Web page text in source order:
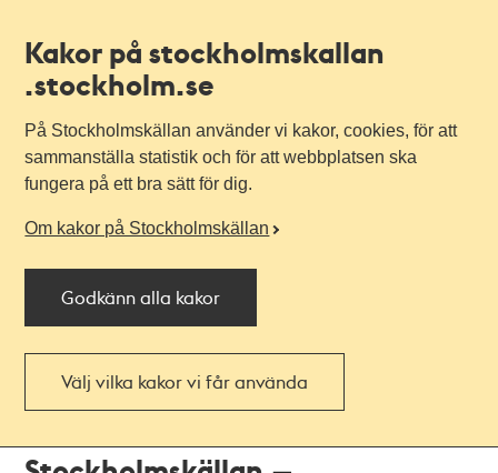
Kakor på stockholmskallan
.stockholm.se
På Stockholmskällan använder vi kakor, cookies, för att
sammanställa statistik och för att webbplatsen ska
fungera på ett bra sätt för dig.
Om kakor på Stockholmskällan
Godkänn alla kakor
Välj vilka kakor vi får använda